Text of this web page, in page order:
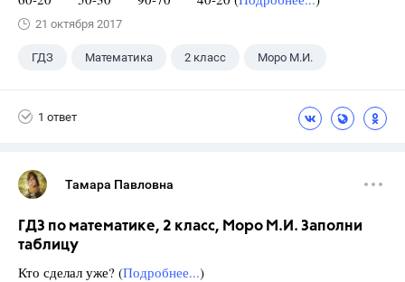
21 октября 2017
ГДЗ Математика 2 класс Моро М.И.
1 ответ
Тамара Павловна
ГДЗ по математике, 2 класс, Моро М.И. Заполни
таблицу
Кто сделал уже? (Подробнее...)